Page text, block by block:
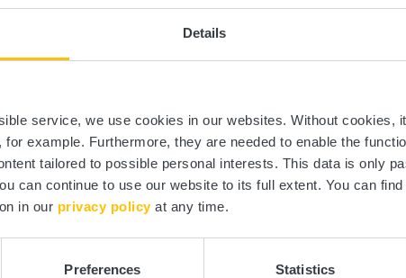
Details
service, we use cookies in our websites. Without cookies,
for example. Furthermore, they are needed to enable the
tailored to possible personal interests. This data is only
can continue to use our website to its full extent. You can
in our privacy policy at any time.
Preferences Statistics
Site Web:
https://